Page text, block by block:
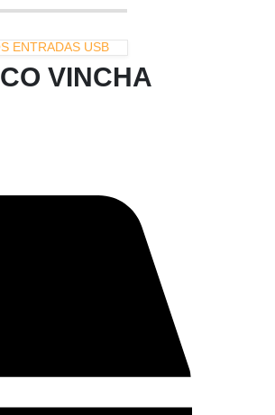
ENTRADAS USB
VINCHA